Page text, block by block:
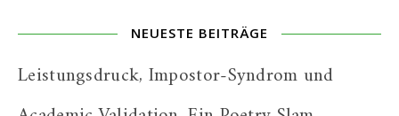
NEUESTE BEITRÄGE
Leistungsdruck, Impostor-Syndrom und